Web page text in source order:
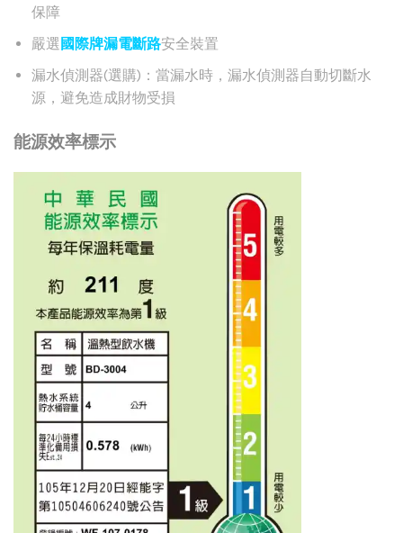
保障
嚴選 國際牌漏電斷路安全裝置
漏水偵測器(選購)：當漏水時，漏水偵測器自動切斷水
源，避免造成財物受損
能源效率標示